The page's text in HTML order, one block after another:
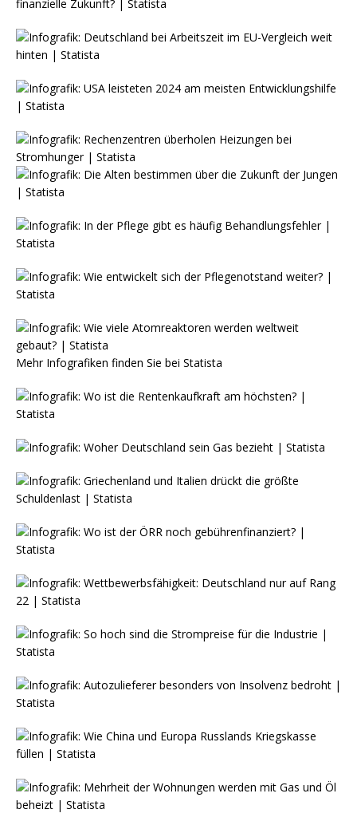
Mehr Infografiken finden Sie bei Statista